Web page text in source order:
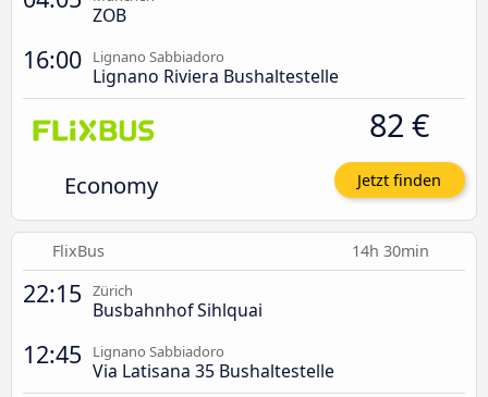
ZOB
16:00 Lignano Sabbiadoro
Lignano Riviera Bushaltestelle
Economy
82 €
Jetzt finden
FlixBus 14h 30min
22:15 Zürich
Busbahnhof Sihlquai
12:45 Lignano Sabbiadoro
Via Latisana 35 Bushaltestelle